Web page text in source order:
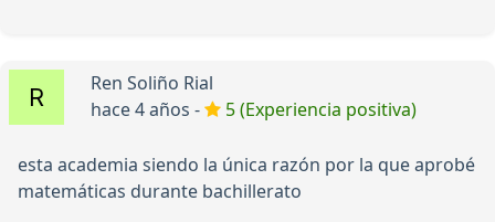
Ren Soliño Rial
hace 4 años -
5 (Experiencia positiva)
esta academia siendo la única razón por la que aprobé
matemáticas durante bachillerato